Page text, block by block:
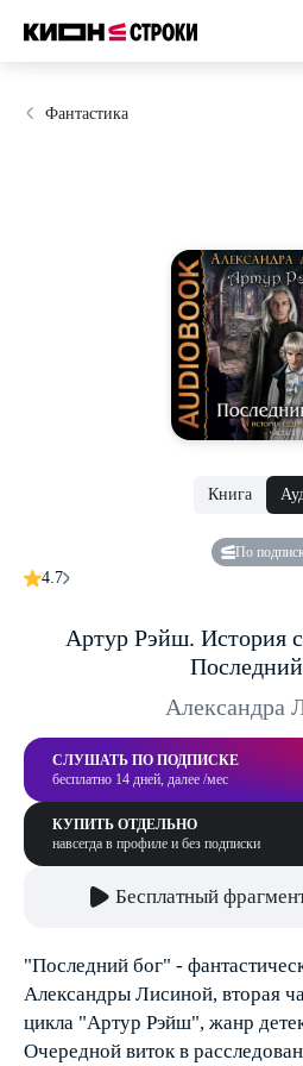
Фантастика
Книга
По
4.7
Артур Рэйш. История
Александра
СЛУШАТЬ ПО ПОДПИСКЕ
бесплатно 14 дней, далее /мес
КУПИТЬ ОТДЕЛЬНО
навсегда в профиле и без подписки
Бесплатный
"Последний бог" -
Александры Лисиной, вторая
цикла "Артур Рэйш", жанр
Очередной виток в